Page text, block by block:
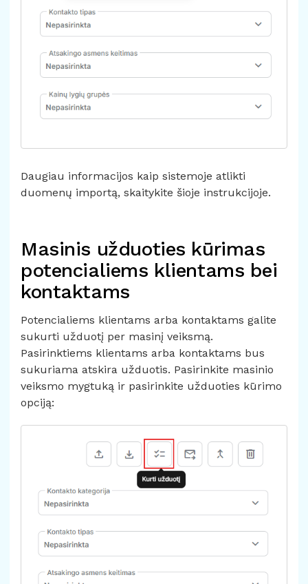
Daugiau informacijos kaip sistemoje atlikti
duomenų importą, skaitykite šioje instrukcijoje.
Masinis užduoties kūrimas
potencialiems klientams bei
kontaktams
Potencialiems klientams arba kontaktams galite
sukurti užduotį per masinį veiksmą.
Pasirinktiems klientams arba kontaktams bus
sukuriama atskira užduotis. Pasirinkite masinio
veiksmo mygtuką ir pasirinkite užduoties kūrimo
opciją: